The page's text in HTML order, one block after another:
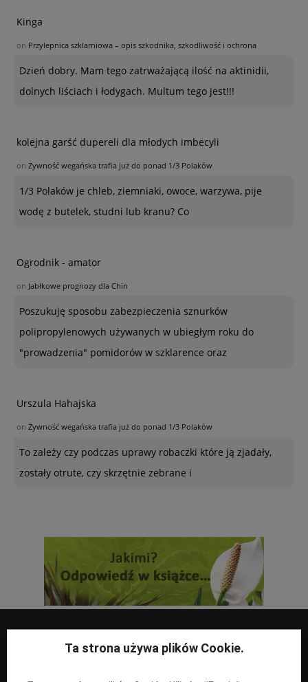
Kinga
on Przylepnica szklarniowa – opis szkodnika, szkodliwość i ochrona
Dzień dobry. Mam tego zatrważającą ilość na aktinidii,
dolnych liściach i łodygach. Multum tego jest!!!
kolejna garść dupereli dla młodych imbecyli
on Żywność wegańska trafia już do ponad 1/3 Polaków
1/3 Polaków je chleb, ziemniaki, owoce, warzywa, pije
wodę z butelek, studni lub kranu? Co
Ogrodnik - amator
on Jabłkowe prognozy dla Chin
Poszukuję sposobu zabezpieczenia sznurków
polipropylenowych używanych w ubiegłym roku do
"prowadzenia" pomidorów w szklarence oraz
Urszula Hahajska
on Żywność wegańska trafia już do ponad 1/3 Polaków
To zależy czy podczas uprawy robaczki które ją zjadały,
zostały otrute, czy skrzętnie zebrane i
Ta strona używa plików Cookie.